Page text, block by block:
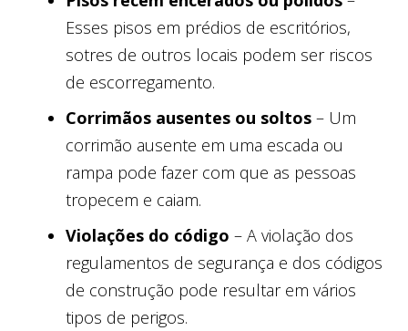
Esses pisos em prédios de escritórios,
sotres de outros locais podem ser riscos
de escorregamento.
Corrimãos ausentes ou soltos – Um
corrimão ausente em uma escada ou
rampa pode fazer com que as pessoas
tropecem e caiam.
Violações do código – A violação dos
regulamentos de segurança e dos códigos
de construção pode resultar em vários
tipos de perigos.